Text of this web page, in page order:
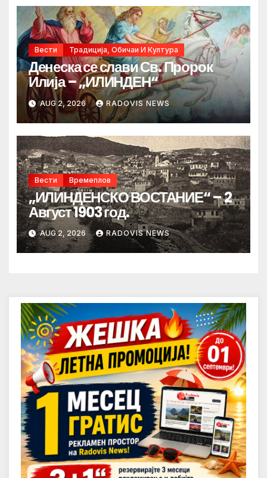
Вести Традиција, Обичаи И Култура
Денеска се слави Св. Пророк
Илија – „ИЛИНДЕН“
AUG 2, 2026 RADOVIS NEWS
Вести Времеплов
„ИЛИНДЕНСКО ВОСТАНИЕ“ – 2
Август 1903 год.
AUG 2, 2026 RADOVIS NEWS